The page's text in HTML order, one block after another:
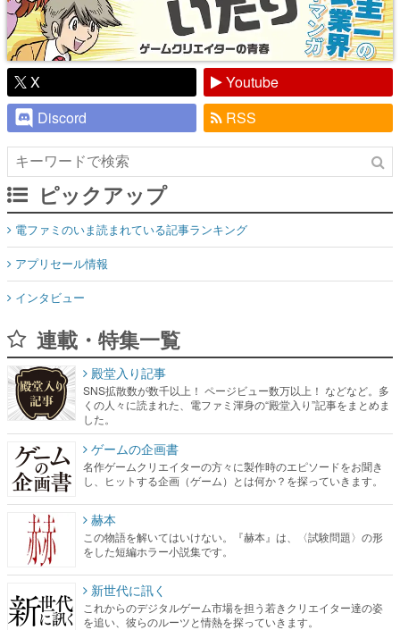
X
Youtube
Discord
RSS
ピックアップ
電ファミのいま読まれている記事ランキング
アプリセール情報
インタビュー
連載・特集一覧
殿堂入り記事
SNS拡散数が数千以上！ ページビュー数万以上！ などなど。多
くの人々に読まれた、電ファミ渾身の“殿堂入り”記事をまとめま
した。
ゲームの企画書
名作ゲームクリエイターの方々に製作時のエピソードをお聞き
し、ヒットする企画（ゲーム）とは何か？を探っていきます。
赫本
この物語を解いてはいけない。『赫本』は、〈試験問題〉の形
をした短編ホラー小説集です。
新世代に訊く
これからのデジタルゲーム市場を担う若きクリエイター達の姿
を追い、彼らのルーツと情熱を探っていきます。